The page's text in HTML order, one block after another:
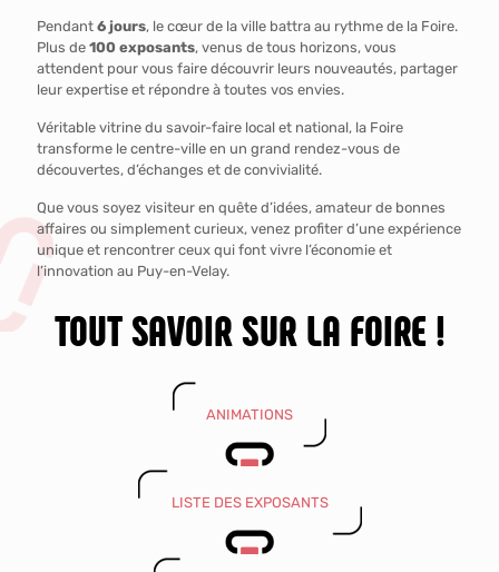
Pendant 6 jours, le cœur de la ville battra au rythme de la Foire.
Plus de 100 exposants, venus de tous horizons, vous
attendent pour vous faire découvrir leurs nouveautés, partager
leur expertise et répondre à toutes vos envies.
Véritable vitrine du savoir-faire local et national, la Foire
transforme le centre-ville en un grand rendez-vous de
découvertes, d’échanges et de convivialité.
Que vous soyez visiteur en quête d’idées, amateur de bonnes
affaires ou simplement curieux, venez profiter d’une expérience
unique et rencontrer ceux qui font vivre l’économie et
l’innovation au Puy-en-Velay.
TOUT SAVOIR SUR LA FOIRE !
ANIMATIONS
LISTE DES EXPOSANTS